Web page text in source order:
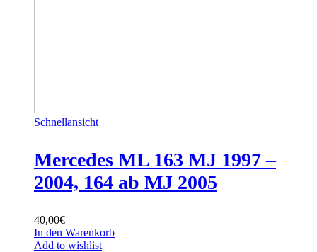
Schnellansicht
Mercedes ML 163 MJ 1997 –
2004, 164 ab MJ 2005
40,00€
In den Warenkorb
Add to wishlist